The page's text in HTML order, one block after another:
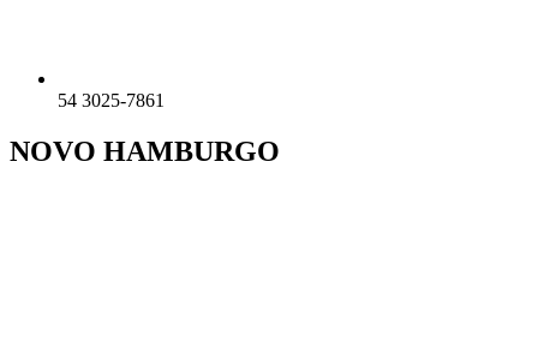
54 3025-7861
NOVO HAMBURGO